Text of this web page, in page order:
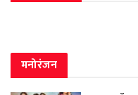
मनोरंजन